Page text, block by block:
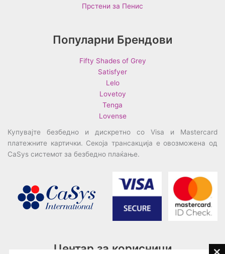
Прстени за Пенис
Популарни Брендови
Fifty Shades of Grey
Satisfyer
Lelo
Lovetoy
Tenga
Lovense
Купувајте безбедно и дискретно со Visa и Mastercard
платежните картички. Секоја трансакција е овозможена од
CaSys системот за безбедно плаќање.
Центар за корисници